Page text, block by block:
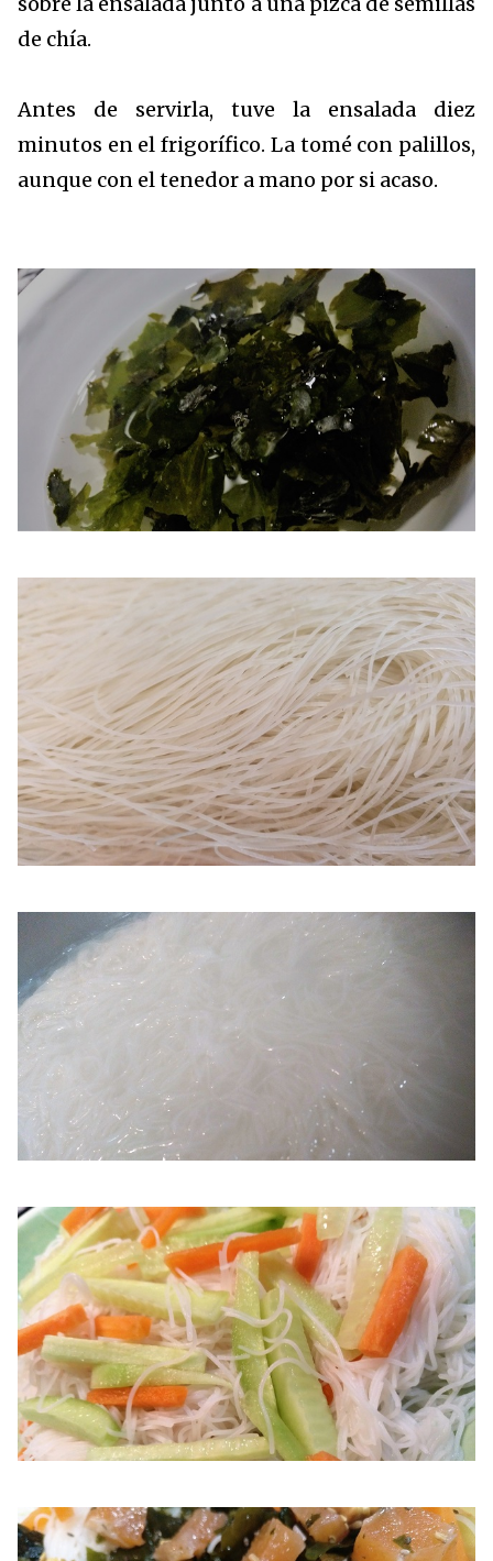
de chía.
Antes de servirla, tuve la ensalada diez
minutos en el frigorífico. La tomé con palillos,
aunque con el tenedor a mano por si acaso.